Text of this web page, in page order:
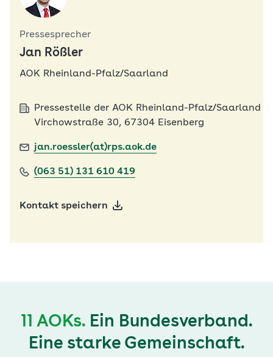
Pressesprecher
Jan Rößler
AOK Rheinland-Pfalz/Saarland
Pressestelle der AOK Rheinland-Pfalz/Saarland
Virchowstraße 30, 67304 Eisenberg
jan.roessler(at)rps.aok.de
(063 51) 131 610 419
Kontakt speichern
11 AOKs.Ein Bundesverband.
Eine starke Gemeinschaft.